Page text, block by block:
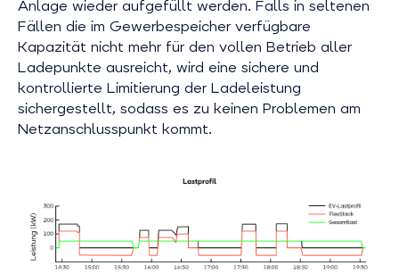
Anlage wieder aufgefüllt werden. Falls in seltenen
Fällen die im Gewerbespeicher verfügbare
Kapazität nicht mehr für den vollen Betrieb aller
Ladepunkte ausreicht, wird eine sichere und
kontrollierte Limitierung der Ladeleistung
sichergestellt, sodass es zu keinen Problemen am
Netzanschlusspunkt kommt.